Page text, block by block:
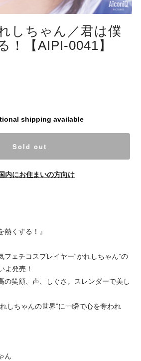
しちゃん／君は僕
！【AIPI-0041】
shipping available
Sold out
内にお住まいの方向け
熱くする！』
フェチコスプレイヤー“かれしちゃん”の
よ発売！
の笑顔、声、しぐさ。スレンダーで美し
しちゃんの世界”に一瞬で心を奪われ
ん